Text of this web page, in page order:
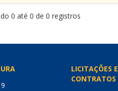
0 até 0 de 0 registros
LICITAÇÕES E
CONTRATOS